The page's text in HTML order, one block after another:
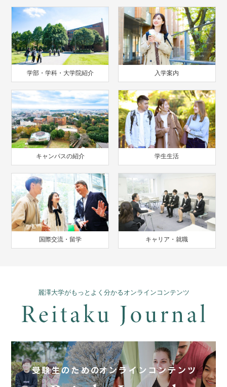
学部・学科・大学院紹介 入学案内
キャンパスの紹介 学生生活
国際交流・留学 キャリア・就職
麗澤大学がもっとよく分かるオンラインコンテンツ